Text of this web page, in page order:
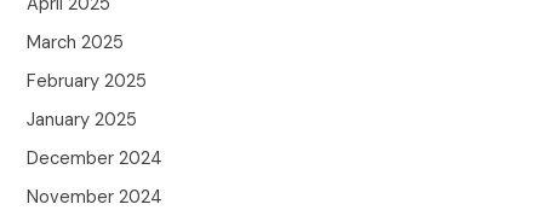
March 2025
February 2025
January 2025
December 2024
November 2024